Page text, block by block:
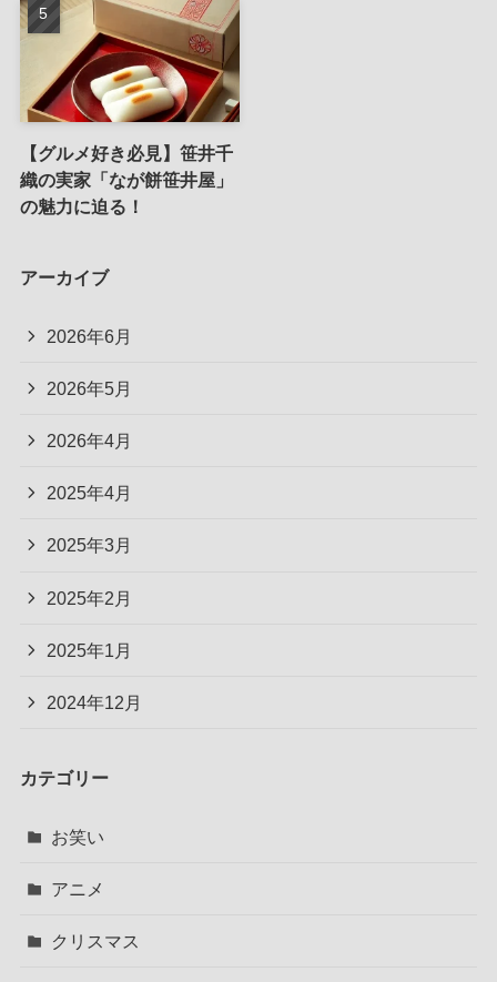
【グルメ好き必見】笹井千
織の実家「なが餅笹井屋」
の魅力に迫る！
アーカイブ
2026年6月
2026年5月
2026年4月
2025年4月
2025年3月
2025年2月
2025年1月
2024年12月
カテゴリー
お笑い
アニメ
クリスマス